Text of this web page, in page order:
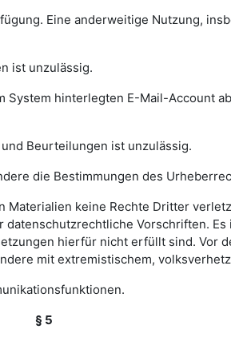
Eine anderweitige Nutzung,
ist unzulässig.
hinterlegten E-Mail-Account
Beurteilungen ist unzulässig.
die Bestimmungen des
keine Rechte Dritter
Vorschriften.
hierfür nicht erfüllt sind. Vor
mit extremistischem,
§ 5